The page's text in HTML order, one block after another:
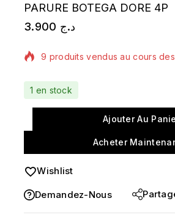
PARURE BOTEGA DORE 4P
د.ج
9 produits vendus au cours des
Vente rapide ! Plus de 2
panier
1 en stock
Ajouter Au
Acheter
Wishlist
Demandez-Nous